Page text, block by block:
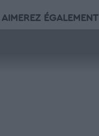
ÉGALEMENT